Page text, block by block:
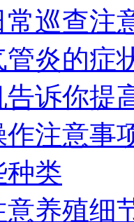
巡查注
炎的症
诉你提
注意事
种类
养殖细